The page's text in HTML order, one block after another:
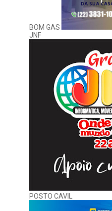
BOM GAS
JNF
POSTO CAVIL